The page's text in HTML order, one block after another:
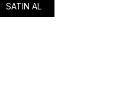
SATIN AL